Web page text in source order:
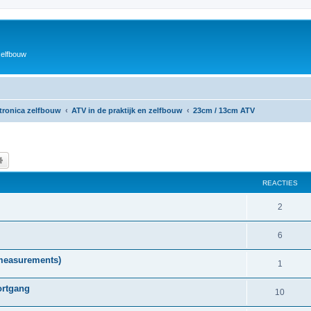
zelfbouw ATV in de praktijk en zelfbouw 23cm / 13cm ATV
REACTIES
2R
e
t
i
6R
e
c
t
1
e
10R